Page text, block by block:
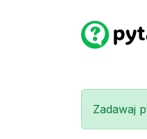
Zadawaj